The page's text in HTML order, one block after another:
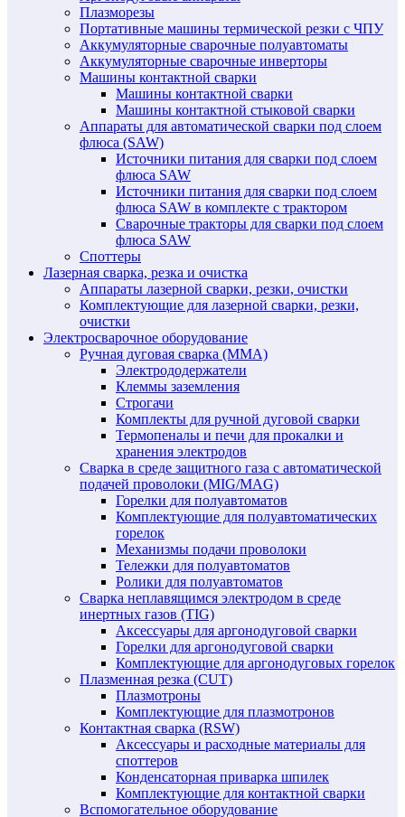
Плазморезы
Портативные машины термической резки с ЧПУ
Аккумуляторные сварочные полуавтоматы
Аккумуляторные сварочные инверторы
Машины контактной сварки
Машины контактной сварки
Машины контактной стыковой сварки
Аппараты для автоматической сварки под слоем
флюса (SAW)
Источники питания для сварки под слоем
флюса SAW
Источники питания для сварки под слоем
флюса SAW в комплекте с трактором
Сварочные тракторы для сварки под слоем
флюса SAW
Споттеры
Лазерная сварка, резка и очистка
Аппараты лазерной сварки, резки, очистки
Комплектующие для лазерной сварки, резки,
очистки
Электросварочное оборудование
Ручная дуговая сварка (MMA)
Электрододержатели
Клеммы заземления
Строгачи
Комплекты для ручной дуговой сварки
Термопеналы и печи для прокалки и
хранения электродов
Сварка в среде защитного газа с автоматической
подачей проволоки (MIG/MAG)
Горелки для полуавтоматов
Комплектующие для полуавтоматических
горелок
Механизмы подачи проволоки
Тележки для полуавтоматов
Ролики для полуавтоматов
Сварка неплавящимся электродом в среде
инертных газов (TIG)
Аксессуары для аргонодуговой сварки
Горелки для аргонодуговой сварки
Комплектующие для аргонодуговых горелок
Плазменная резка (CUT)
Плазмотроны
Комплектующие для плазмотронов
Контактная сварка (RSW)
Аксессуары и расходные материалы для
споттеров
Конденсаторная приварка шпилек
Комплектующие для контактной сварки
Вспомогательное оборудование